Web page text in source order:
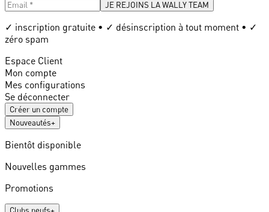
JE REJOINS LA WALLY TEAM
✓ inscription gratuite • ✓ désinscription à tout moment • ✓
zéro spam
Espace Client
Mon compte
Mes configurations
Se déconnecter
Créer un compte
Nouveautés+
Bientôt disponible
Nouvelles gammes
Promotions
Clubs neufs+